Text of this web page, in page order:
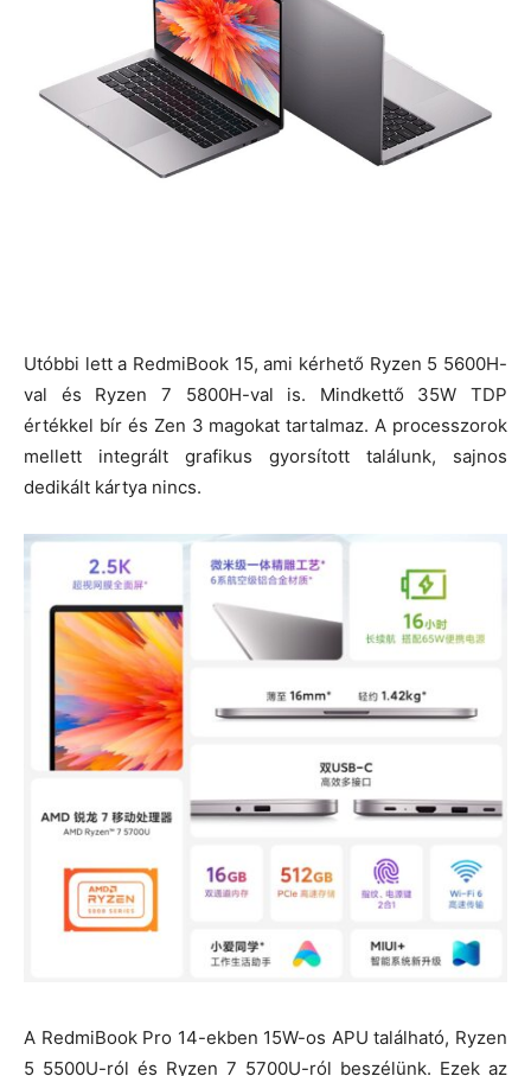
Utóbbi lett a RedmiBook 15, ami kérhető Ryzen 5 5600H-
val és Ryzen 7 5800H-val is. Mindkettő 35W TDP
értékkel bír és Zen 3 magokat tartalmaz. A processzorok
mellett integrált grafikus gyorsított találunk, sajnos
dedikált kártya nincs.
A RedmiBook Pro 14-ekben 15W-os APU található, Ryzen
5 5500U-ról és Ryzen 7 5700U-ról beszélünk. Ezek az